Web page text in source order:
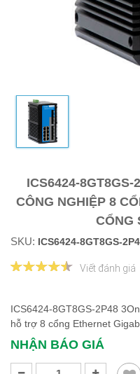
ICS6424-8GT8GS-
CÔNG NGHIỆP 8
CỔNG
SKU: ICS6424-8GT8GS-
Viết đánh giá
ICS6424-8GT8GS-2P48
hỗ trợ 8 cổng Ethernet
NHẬN BÁO GIÁ